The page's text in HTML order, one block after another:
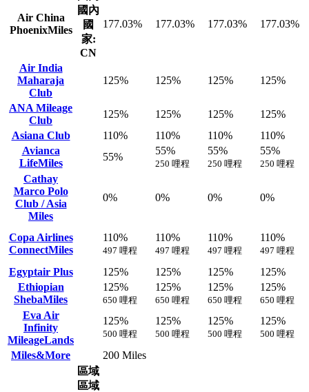
Air China
PhoenixMiles
國內
國
家:
CN
177.03% 177.03% 177.03% 177.03%
Air India
Maharaja
Club
125% 125% 125% 125%
ANA Mileage
Club
125% 125% 125%
125%
Asiana Club
110% 110% 110%
110%
Avianca
LifeMiles
55%
55%
250 哩程
55%
250 哩程
55%
250 哩程
Cathay
Marco Polo
Club / Asia
Miles
0% 0% 0% 0%
Copa Airlines
ConnectMiles
110%
497 哩程
110%
497 哩程
110%
497 哩程
110%
497 哩程
Egyptair Plus 125% 125% 125%
125%
Ethiopian
ShebaMiles
125%
650 哩程
125%
650 哩程
125%
650 哩程
125%
650 哩程
Eva Air
Infinity
MileageLands
125%
500 哩程
125%
500 哩程
125%
500 哩程
125%
500 哩程
Miles&More 200 Miles
區域
區域